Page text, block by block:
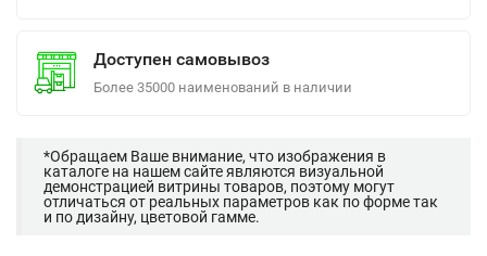
Доступен самовывоз
Более 35000 наименований в наличии
*Обращаем Ваше внимание, что изображения в
каталоге на нашем сайте являются визуальной
демонстрацией витрины товаров, поэтому могут
отличаться от реальных параметров как по форме так
и по дизайну, цветовой гамме.